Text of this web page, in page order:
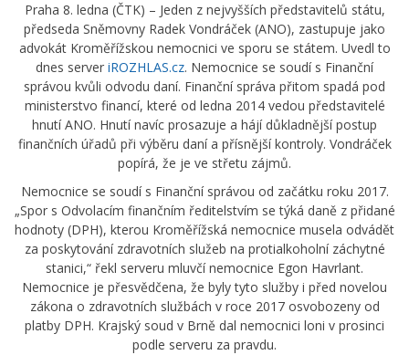
Praha 8. ledna (ČTK) – Jeden z nejvyšších představitelů státu,
předseda Sněmovny Radek Vondráček (ANO), zastupuje jako
advokát Kroměřížskou nemocnici ve sporu se státem. Uvedl to
dnes server iROZHLAS.cz. Nemocnice se soudí s Finanční
správou kvůli odvodu daní. Finanční správa přitom spadá pod
ministerstvo financí, které od ledna 2014 vedou představitelé
hnutí ANO. Hnutí navíc prosazuje a hájí důkladnější postup
finančních úřadů při výběru daní a přísnější kontroly. Vondráček
popírá, že je ve střetu zájmů.
Nemocnice se soudí s Finanční správou od začátku roku 2017.
„Spor s Odvolacím finančním ředitelstvím se týká daně z přidané
hodnoty (DPH), kterou Kroměřížská nemocnice musela odvádět
za poskytování zdravotních služeb na protialkoholní záchytné
stanici,“ řekl serveru mluvčí nemocnice Egon Havrlant.
Nemocnice je přesvědčena, že byly tyto služby i před novelou
zákona o zdravotních službách v roce 2017 osvobozeny od
platby DPH. Krajský soud v Brně dal nemocnici loni v prosinci
podle serveru za pravdu.